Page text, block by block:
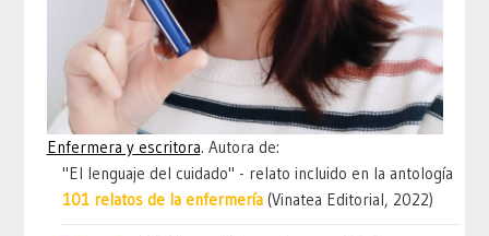
Enfermera y escritora. Autora de:
"El lenguaje del cuidado" - relato incluido en la antología
101 relatos de la enfermería (Vinatea Editorial, 2022)